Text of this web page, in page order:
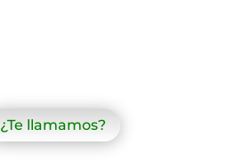
¿Te llamamos?